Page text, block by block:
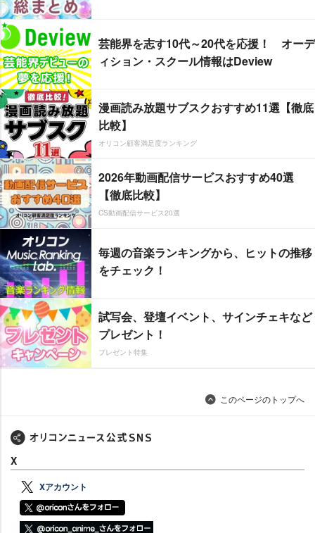
芸能界を志す10代～20代を応援！ オーデ
ィション・スクール情報はDeview
漫画読み放題サブスクおすすめ11選【徹底
比較】
オリコン顧客満足度ランキング
2026年動画配信サービスおすすめ40選
【徹底比較】
CS動画配信サービス20選
毎週の音楽ランキングから、ヒットの推移
をチェック！
試写会、登壇イベント、サインチェキなど
プレゼント！
プレゼント特集
このページのトップへ
X
Xアカウント